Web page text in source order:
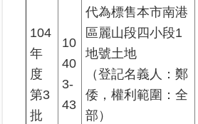
104
年
度
第3
批
10
40
3-
43
代為標售本市南港
區麗山段四小段1
地號土地
（登記名義人：鄭
倭，權利範圍：全
部）